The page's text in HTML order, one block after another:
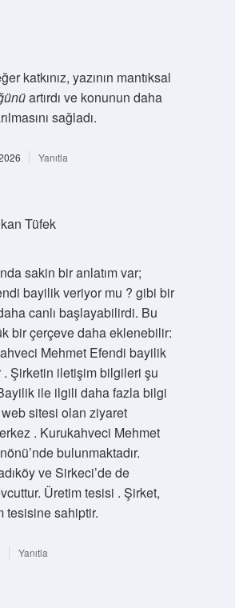
katkınız, yazının mantıksal
artırdı ve konunun daha
sağladı.
Yanıtla
Tüfek
sakin bir anlatım var;
bayilik veriyor mu ? gibi bir
canlı başlayabilirdi. Bu
bir çerçeve daha eklenebilir:
Mehmet Efendi bayilik
. Şirketin iletişim bilgileri şu
ile ilgili daha fazla bilgi
sitesi olan ziyaret
. Kurukahveci Mehmet
bulunmaktadır.
ve Sirkeci’de de
Üretim tesisi . Şirket,
tesisine sahiptir.
Yanıtla